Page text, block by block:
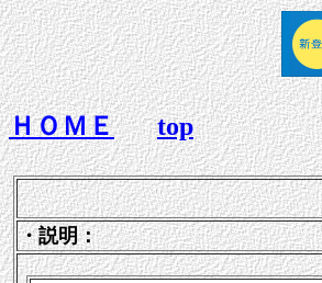
ＨＯＭＥ top
・説明：